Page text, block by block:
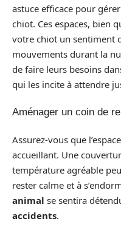
astuce efficace pour
chiot. Ces espaces, bien
votre chiot un sentiment
mouvements durant la
de faire leurs besoins
qui les incite à attendre
Aménager un coin de
Assurez-vous que
accueillant. Une
température agréable
rester calme et à
animal se sentira
accidents.